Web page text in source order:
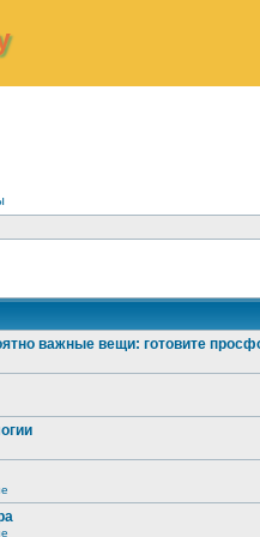
важные вещи: готовите